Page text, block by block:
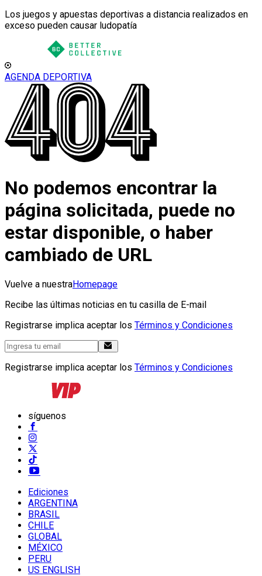
Los juegos y apuestas deportivas a distancia realizados en
exceso pueden causar ludopatía
AGENDA DEPORTIVA
No podemos encontrar la
página solicitada, puede no
estar disponible, o haber
cambiado de URL
Vuelve a nuestraHomepage
Recibe las últimas noticias en tu casilla de E-mail
Registrarse implica aceptar los Términos y Condiciones
Registrarse implica aceptar los Términos y Condiciones
síguenos
Ediciones
ARGENTINA
BRASIL
CHILE
GLOBAL
MÉXICO
PERU
US ENGLISH